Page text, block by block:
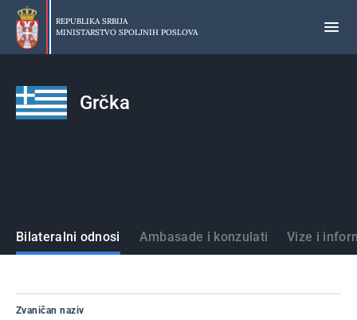
Preskoči
glavni
deo
REPUBLIKA SRBIJA
MINISTARSTVO SPOLJNIH POSLOVA
Grčka
Države
Bilateralni odnosi Ambasade i konzulati Vize i
Zvaničan naziv